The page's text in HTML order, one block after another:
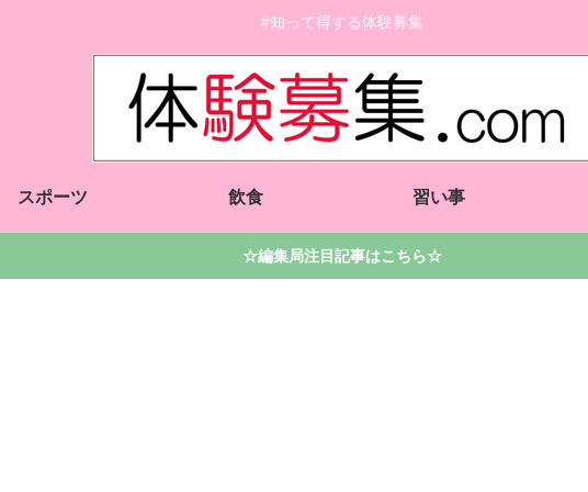
#知って得する体験募集
スポーツ 飲食 習い事
☆編集局注目記事はこちら☆